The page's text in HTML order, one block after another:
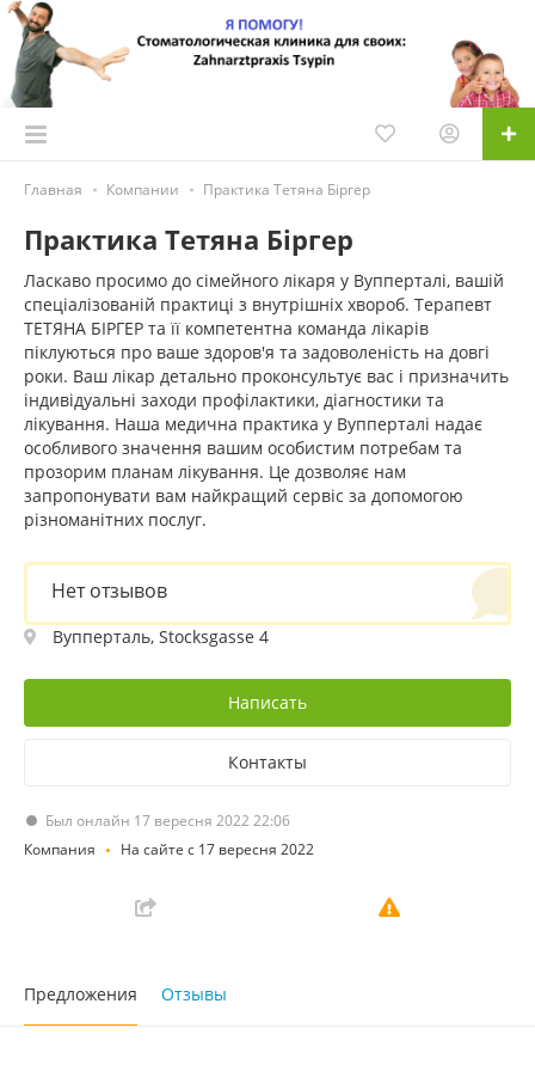
Главная Компании Практика Тетяна Біргер
Практика Тетяна Біргер
Ласкаво просимо до сімейного лікаря у Вупперталі, вашій
спеціалізованій практиці з внутрішніх хвороб. Терапевт
ТЕТЯНА БІРГЕР та її компетентна команда лікарів
піклуються про ваше здоров'я та задоволеність на довгі
роки. Ваш лікар детально проконсультує вас і призначить
індивідуальні заходи профілактики, діагностики та
лікування. Наша медична практика у Вупперталі надає
особливого значення вашим особистим потребам та
прозорим планам лікування. Це дозволяє нам
запропонувати вам найкращий сервіс за допомогою
різноманітних послуг.
Нет отзывов
Вупперталь, Stocksgasse 4
Написать
Контакты
Был онлайн 17 вересня 2022 22:06
Компания
На сайте с 17 вересня 2022
Предложения Отзывы